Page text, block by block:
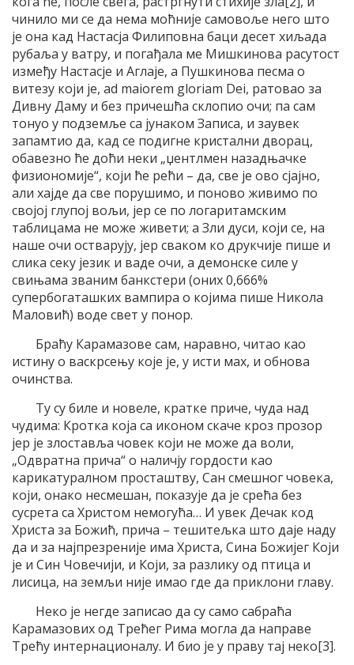
чинило ми се да нема моћније самовоље него што
је она кад Настасја Филиповна баци десет хиљада
рубаља у ватру, и погађала ме Мишкинова расутост
између Настасје и Аглаје, а Пушкинова песма о
витезу који је, ad maiоrem gloriam Dei, ратовао за
Дивну Даму и без причешћа склопио очи; па сам
тонуо у подземље са јунаком Записа, и заувек
запамтио да, кад се подигне кристални дворац,
обавезно ће доћи неки „џентлмен назадњачке
физиономије“, који ће рећи – да, све је ово сјајно,
али хајде да све порушимо, и поново живимо по
својој глупој вољи, јер се по логаритамским
таблицама не може живети; а Зли дуси, који се, на
наше очи остварују, јер сваком ко друкчије пише и
слика секу језик и ваде очи, а демонске силе у
свињама званим банкстери (оних 0,666%
супербогаташких вампира о којима пише Никола
Маловић) воде свет у понор.
Браћу Карамазове сам, наравно, читао као
истину о васкрсењу које је, у исти мах, и обнова
очинства.
Ту су биле и новеле, кратке приче, чуда над
чудима: Кротка која са иконом скаче кроз прозор
јер је злоставља човек који не може да воли,
„Одвратна прича“ о наличју гордости као
карикатуралном просташтву, Сан смешног човека,
који, онако несмешан, показује да је срећа без
сусрета са Христом немогућа… И увек Дечак код
Христа за Божић, прича – тешитељка што даје наду
да и за најпрезреније има Христа, Сина Божијег Који
је и Син Човечији, и Који, за разлику од птица и
лисица, на земљи није имао где да приклони главу.
Неко је негде записао да су само сабраћа
Карамазових од Трећег Рима могла да направе
Трећу интернационалу. И био је у праву тај неко[3].